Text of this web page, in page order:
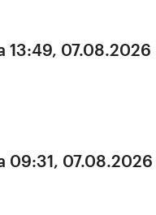
13:49, 07.08.2026
09:31, 07.08.2026